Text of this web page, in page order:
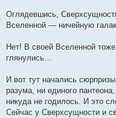
Оглядевшись,
Вселенной — ничейную
Нет! В своей Вселенной
глянулись…
И вот тут начались
разума, ни единого
никуда не годилось. И это
Сейчас у Сверхсущности и